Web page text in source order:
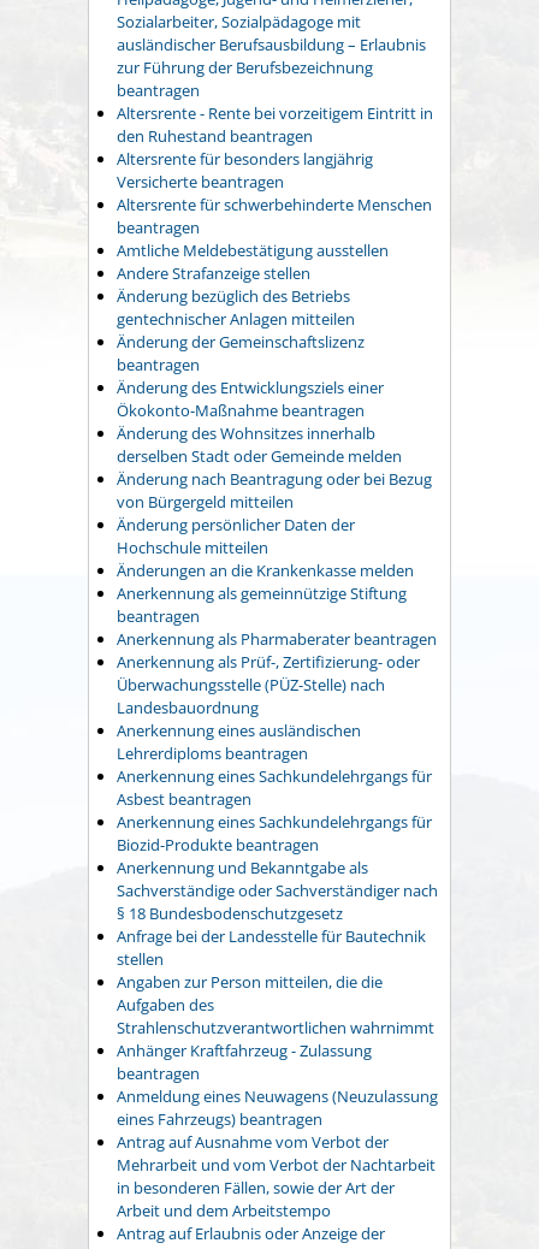
Sozialarbeiter, Sozialpädagoge mit
ausländischer Berufsausbildung – Erlaubnis
zur Führung der Berufsbezeichnung
beantragen
Altersrente - Rente bei vorzeitigem Eintritt in
den Ruhestand beantragen
Altersrente für besonders langjährig
Versicherte beantragen
Altersrente für schwerbehinderte Menschen
beantragen
Amtliche Meldebestätigung ausstellen
Andere Strafanzeige stellen
Änderung bezüglich des Betriebs
gentechnischer Anlagen mitteilen
Änderung der Gemeinschaftslizenz
beantragen
Änderung des Entwicklungsziels einer
Ökokonto-Maßnahme beantragen
Änderung des Wohnsitzes innerhalb
derselben Stadt oder Gemeinde melden
Änderung nach Beantragung oder bei Bezug
von Bürgergeld mitteilen
Änderung persönlicher Daten der
Hochschule mitteilen
Änderungen an die Krankenkasse melden
Anerkennung als gemeinnützige Stiftung
beantragen
Anerkennung als Pharmaberater beantragen
Anerkennung als Prüf-, Zertifizierung- oder
Überwachungsstelle (PÜZ-Stelle) nach
Landesbauordnung
Anerkennung eines ausländischen
Lehrerdiploms beantragen
Anerkennung eines Sachkundelehrgangs für
Asbest beantragen
Anerkennung eines Sachkundelehrgangs für
Biozid-Produkte beantragen
Anerkennung und Bekanntgabe als
Sachverständige oder Sachverständiger nach
§ 18 Bundesbodenschutzgesetz
Anfrage bei der Landesstelle für Bautechnik
stellen
Angaben zur Person mitteilen, die die
Aufgaben des
Strahlenschutzverantwortlichen wahrnimmt
Anhänger Kraftfahrzeug - Zulassung
beantragen
Anmeldung eines Neuwagens (Neuzulassung
eines Fahrzeugs) beantragen
Antrag auf Ausnahme vom Verbot der
Mehrarbeit und vom Verbot der Nachtarbeit
in besonderen Fällen, sowie der Art der
Arbeit und dem Arbeitstempo
Antrag auf Erlaubnis oder Anzeige der